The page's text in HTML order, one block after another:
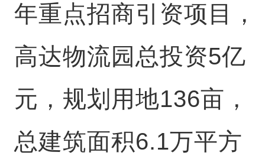
年重点招商引资项目，
高达物流园总投资5亿
元，规划用地136亩，
总建筑面积6.1万平方